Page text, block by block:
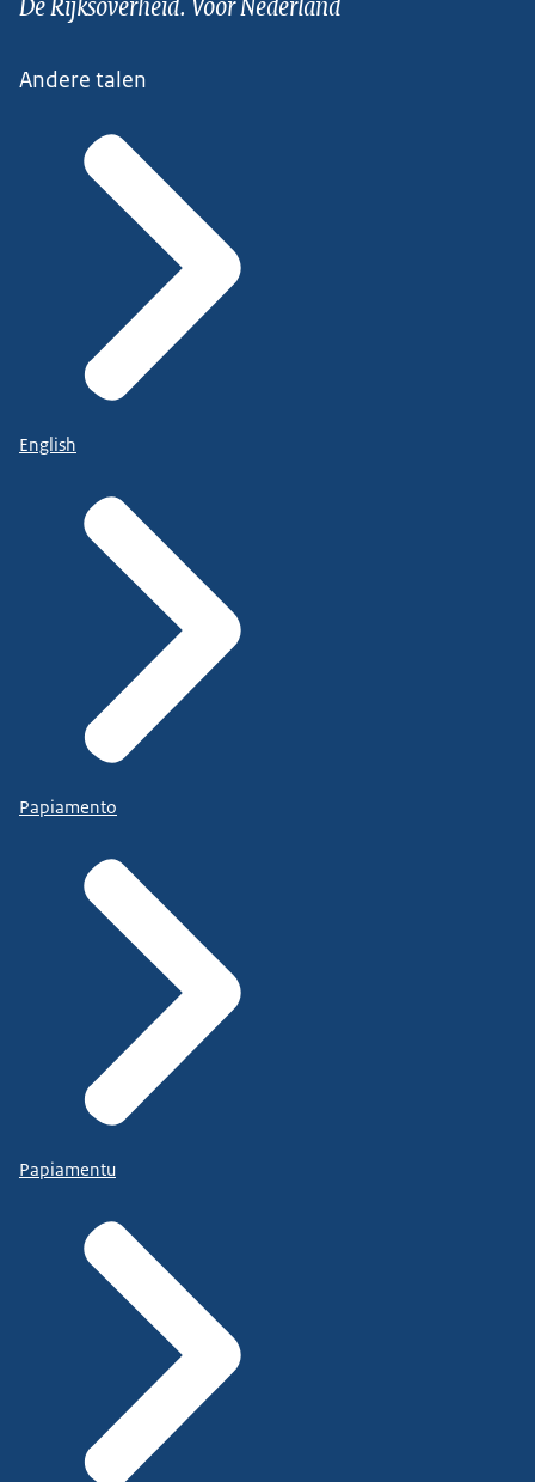
Andere talen
English
Papiamento
Papiamentu